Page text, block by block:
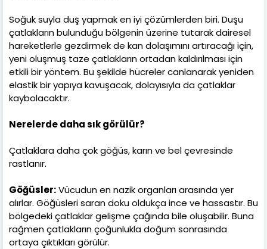
Soğuk suyla duş yapmak en iyi çözümlerden biri. Duşu
çatlakların bulunduğu bölgenin üzerine tutarak dairesel
hareketlerle gezdirmek de kan dolaşımını artıracağı için,
yeni oluşmuş taze çatlakların ortadan kaldırılması için
etkili bir yöntem. Bu şekilde hücreler canlanarak yeniden
elastik bir yapıya kavuşacak, dolayısıyla da çatlaklar
kaybolacaktır.
Nerelerde daha sık görülür?
Çatlaklara daha çok göğüs, karın ve bel çevresinde
rastlanır.
Göğüsler:Vücudun en nazik organları arasında yer
alırlar. Göğüsleri saran doku oldukça ince ve hassastır. Bu
bölgedeki çatlaklar gelişme çağında bile oluşabilir. Buna
rağmen çatlakların çoğunlukla doğum sonrasında
ortaya çıktıkları görülür.